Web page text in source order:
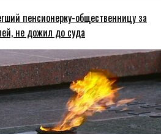
пенсионерку-общественницу за
не дожил до суда